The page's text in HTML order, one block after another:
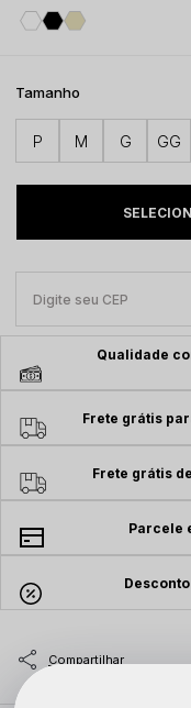
Tamanho
P M G GG
Qualidade
Frete grátis
Frete grátis
Parcele